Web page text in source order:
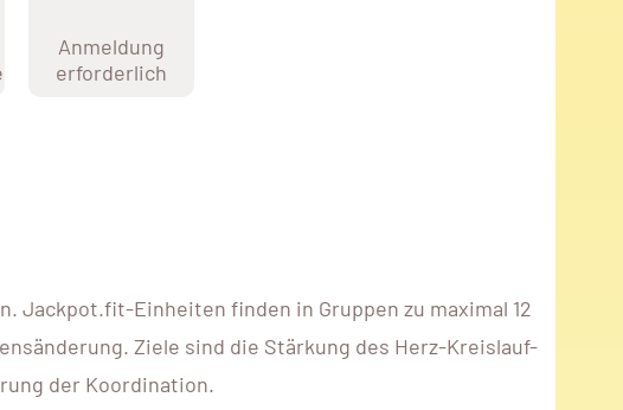
Anmeldung
erforderlich
Einheiten finden in Gruppen zu maximal 12
Ziele sind die Stärkung des Herz-Kreislauf-
der Koordination.